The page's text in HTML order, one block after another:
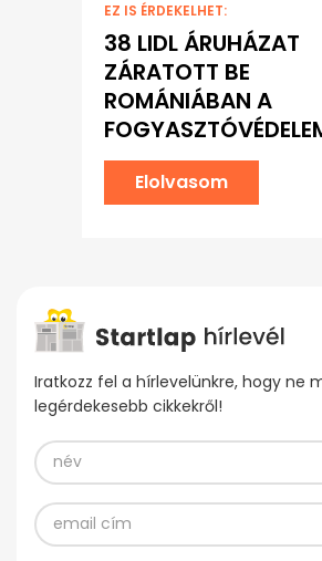
EZ IS ÉRDEKELHET:
38 LIDL ÁRUHÁZAT
ZÁRATOTT BE
ROMÁNIÁBAN A
Elolvasom
Iratkozz fel a hírlevelünkre, hogy ne
legérdekesebb cikkekről!